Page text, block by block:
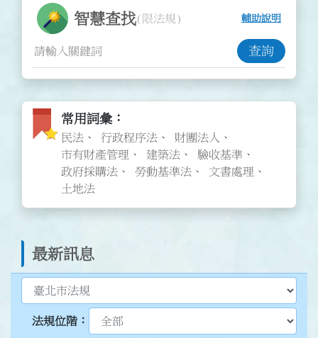
智慧查找功能
智慧查找(限法規) 輔助說明
查詢
常用詞彙圖標
常用詞彙
民法 行政程序法
財團法人
市有財產管理
建築法
驗收基準
政府採購法
勞動基準法
文書處理
土地法
最新訊息
選擇最新訊息類型
選擇臺北法規位階